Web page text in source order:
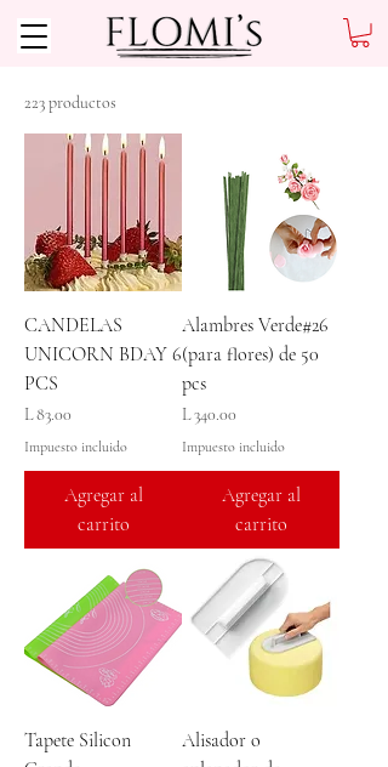
223 productos
CANDELAS
UNICORN BDAY 6
PCS
Precio
L 83.00
Impuesto incluido
Agregar al
carrito
Alambres Verde#26
(para flores) de 50
pcs
Precio
L 340.00
Impuesto incluido
Agregar al
carrito
Tapete Silicon
Alisador o